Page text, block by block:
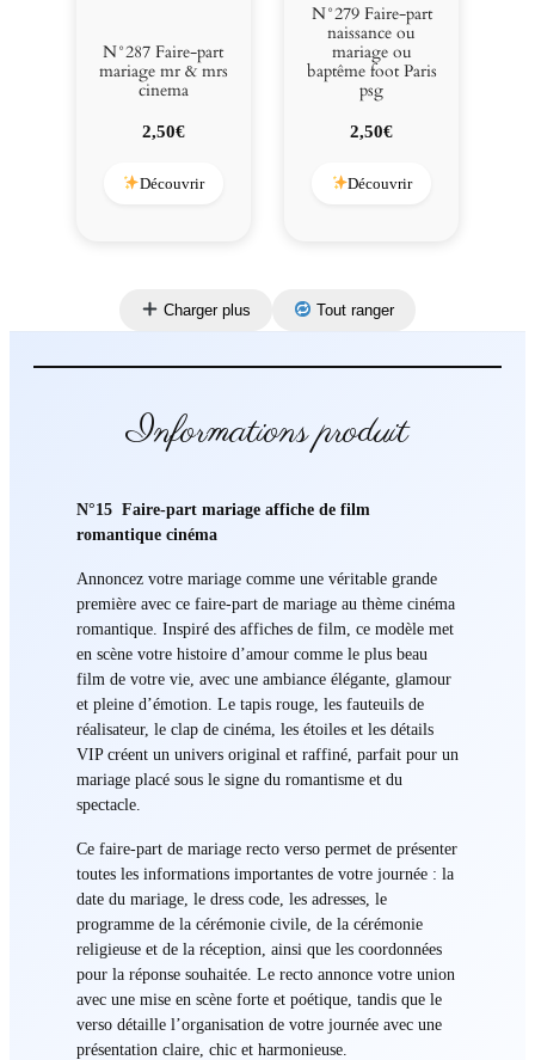
N°287 Faire-part
mariage mr & mrs
cinema
2,50€
Découvrir
N°279 Faire-part
naissance ou
mariage ou
baptême foot Paris
psg
2,50€
Découvrir
Charger plus Tout ranger
Informations produit
N°15 Faire-part mariage affiche de film
romantique cinéma
Annoncez votre mariage comme une véritable grande
première avec ce faire-part de mariage au thème cinéma
romantique. Inspiré des affiches de film, ce modèle met
en scène votre histoire d’amour comme le plus beau
film de votre vie, avec une ambiance élégante, glamour
et pleine d’émotion. Le tapis rouge, les fauteuils de
réalisateur, le clap de cinéma, les étoiles et les détails
VIP créent un univers original et raffiné, parfait pour un
mariage placé sous le signe du romantisme et du
spectacle.
Ce faire-part de mariage recto verso permet de présenter
toutes les informations importantes de votre journée : la
date du mariage, le dress code, les adresses, le
programme de la cérémonie civile, de la cérémonie
religieuse et de la réception, ainsi que les coordonnées
pour la réponse souhaitée. Le recto annonce votre union
avec une mise en scène forte et poétique, tandis que le
verso détaille l’organisation de votre journée avec une
présentation claire, chic et harmonieuse.